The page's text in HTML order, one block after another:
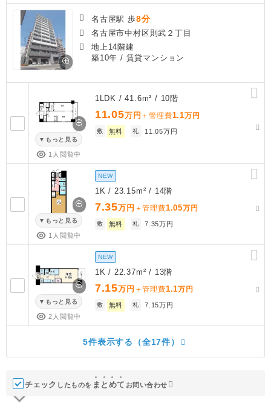
名古屋駅 歩8分
名古屋市中村区則武２丁目
地上14階建
築10年 / 賃貸マンション
もっと見る
1人閲覧中
1LDK / 41.6m² / 10階
11.05万円 ＋管理費1.1万円
敷 無料 礼 11.05万円
もっと見る
1人閲覧中
NEW
1K / 23.15m² / 14階
7.35万円 ＋管理費1.05万円
敷 無料 礼 7.35万円
もっと見る
2人閲覧中
NEW
1K / 22.37m² / 13階
7.15万円 ＋管理費1.1万円
敷 無料 礼 7.15万円
5件表示する（全17件）
チェック したものを ま と めて お問い合わせ